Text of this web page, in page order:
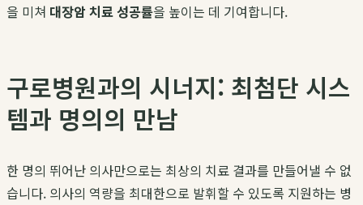
을 미쳐 대장암 치료 성공률을 높이는 데 기여합니다.
구로병원과의 시너지: 최첨단 시스
템과 명의의 만남
한 명의 뛰어난 의사만으로는 최상의 치료 결과를 만들어낼 수 없
습니다. 의사의 역량을 최대한으로 발휘할 수 있도록 지원하는 병